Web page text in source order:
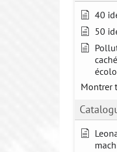
40
50
Montrer